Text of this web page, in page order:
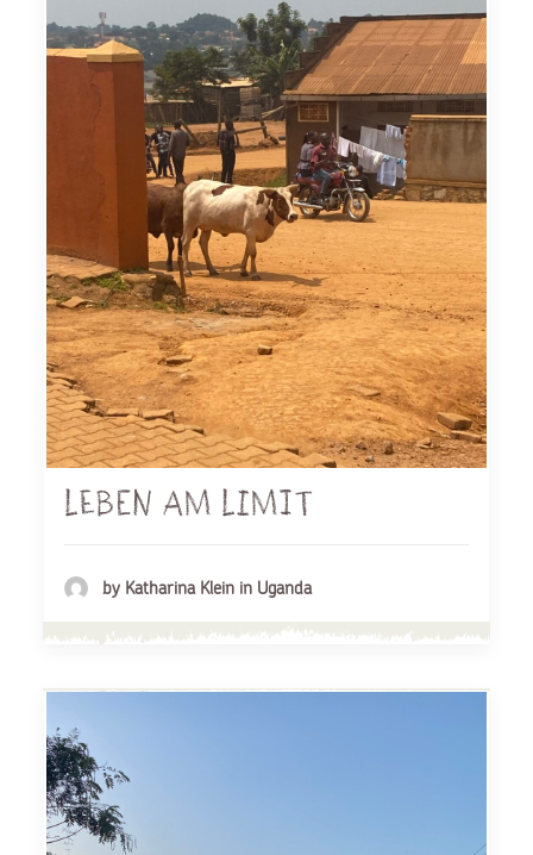
Leben am Limit
by Katharina Klein in Uganda